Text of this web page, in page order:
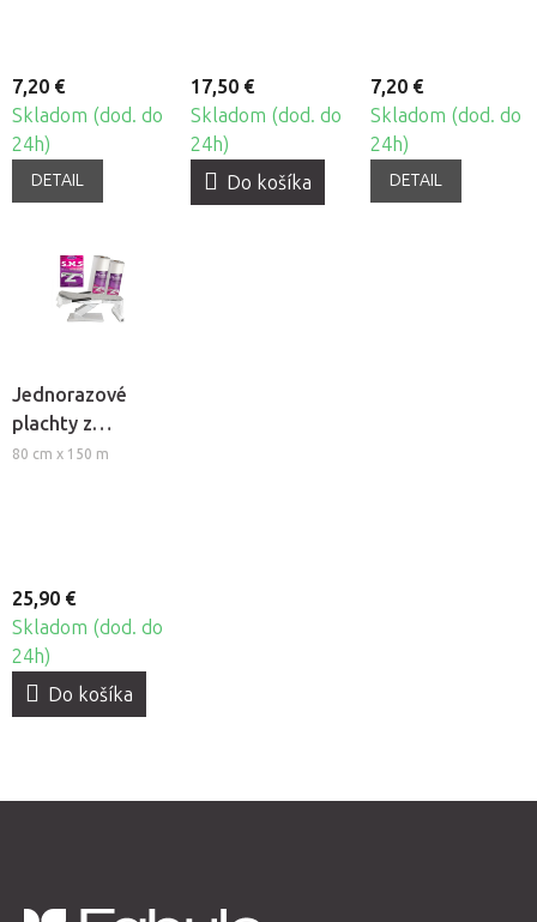
7,20 €
Skladom (dod. do
24h)
DETAIL
17,50 €
Skladom (dod. do
24h)
Do košíka
7,20 €
Skladom (dod. do
24h)
DETAIL
Jednorazové
plachty z
netkanej textílie
80 cm x 150 m
25,90 €
Skladom (dod. do
24h)
Do košíka